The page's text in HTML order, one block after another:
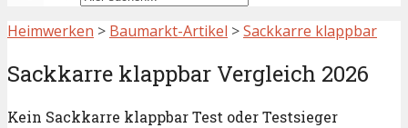
Heimwerken > Baumarkt-Artikel >Sackkarre klappbar
Sackkarre klappbar Vergleich 2026
Kein Sackkarre klappbar Test oder Testsieger